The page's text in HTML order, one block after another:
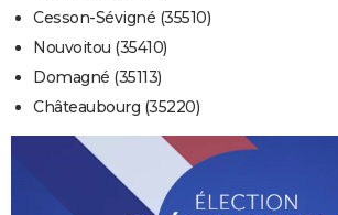
Cesson-Sévigné (35510)
Nouvoitou (35410)
Domagné (35113)
Châteaubourg (35220)